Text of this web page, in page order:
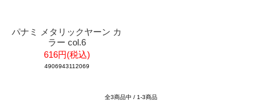
パナミ メタリックヤーン カ
ラー col.6
616円(税込)
4906943112069
全3商品中 / 1-3商品